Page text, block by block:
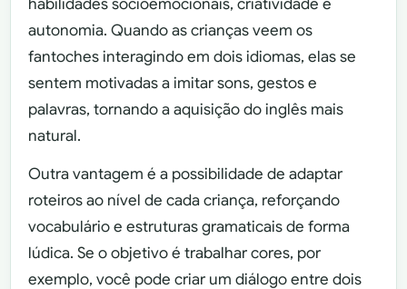
habilidades socioemocionais, criatividade e
autonomia. Quando as crianças veem os
fantoches interagindo em dois idiomas, elas se
sentem motivadas a imitar sons, gestos e
palavras, tornando a aquisição do inglês mais
natural.
Outra vantagem é a possibilidade de adaptar
roteiros ao nível de cada criança, reforçando
vocabulário e estruturas gramaticais de forma
lúdica. Se o objetivo é trabalhar cores, por
exemplo, você pode criar um diálogo entre dois